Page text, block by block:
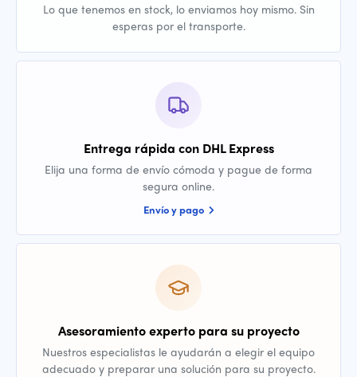
Lo que tenemos en stock, lo enviamos hoy mismo. Sin
esperas por el transporte.
Entrega rápida con DHL Express
Elija una forma de envío cómoda y pague de forma
segura online.
Envío y pago
Asesoramiento experto para su proyecto
Nuestros especialistas le ayudarán a elegir el equipo
adecuado y preparar una solución para su proyecto.